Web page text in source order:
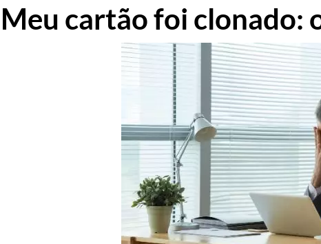
Meu cartão foi clonado: